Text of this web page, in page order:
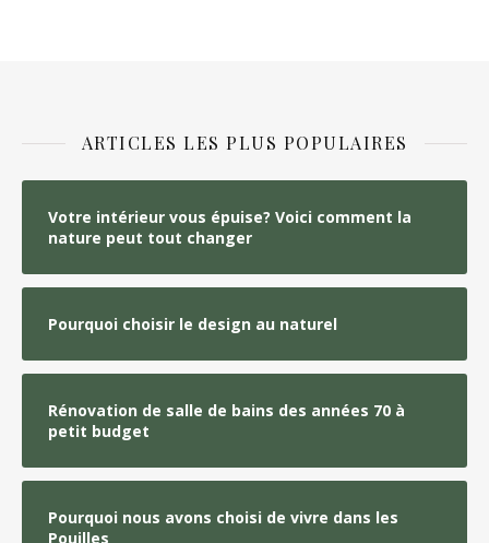
ARTICLES LES PLUS POPULAIRES
Votre intérieur vous épuise? Voici comment la
nature peut tout changer
Pourquoi choisir le design au naturel
Rénovation de salle de bains des années 70 à
petit budget
Pourquoi nous avons choisi de vivre dans les
Pouilles